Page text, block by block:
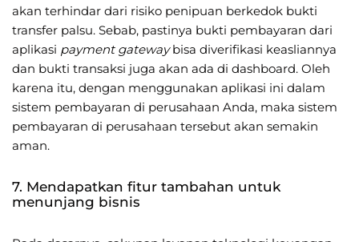
akan terhindar dari risiko penipuan berkedok bukti
transfer palsu. Sebab, pastinya bukti pembayaran dari
aplikasi payment gatewaybisa diverifikasi keasliannya
dan bukti transaksi juga akan ada di dashboard. Oleh
karena itu, dengan menggunakan aplikasi ini dalam
sistem pembayaran di perusahaan Anda, maka sistem
pembayaran di perusahaan tersebut akan semakin
aman.
7. Mendapatkan fitur tambahan untuk
menunjang bisnis